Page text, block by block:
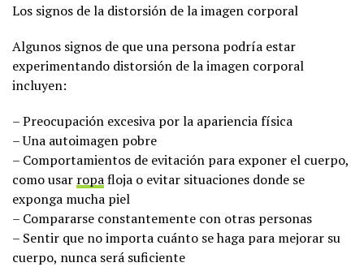
Los signos de la distorsión de la imagen corporal
Algunos signos de que una persona podría estar
experimentando distorsión de la imagen corporal
incluyen:
– Preocupación excesiva por la apariencia física
– Una autoimagen pobre
– Comportamientos de evitación para exponer el cuerpo,
como usar ropafloja o evitar situaciones donde se
exponga mucha piel
– Compararse constantemente con otras personas
– Sentir que no importa cuánto se haga para mejorar su
cuerpo, nunca será suficiente